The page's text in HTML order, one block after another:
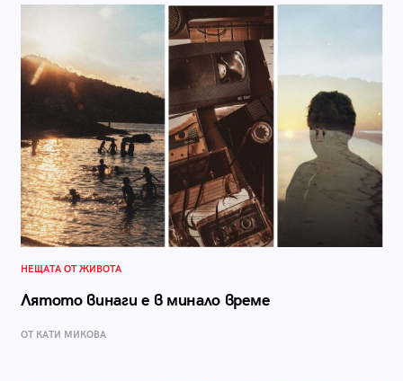
НЕЩАТА ОТ ЖИВОТА
Лятото винаги е в минало време
ОТ КАТИ МИКОВА